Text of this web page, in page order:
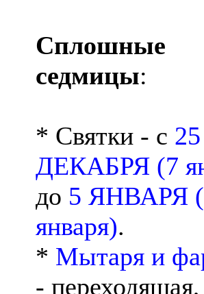
Сплошные
седмицы:
* Святки - с 25
ДЕКАБРЯ (7
до 5 ЯНВАРЯ
января).
* Мытаря и
-